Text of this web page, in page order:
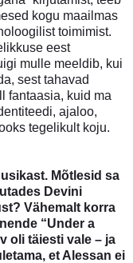
kogu maailmas
toimimist.
eest
mulle meeldib, kui
sest tahavad
fantaasia, kuid ma
ajaloo,
tegelikult koju.
Mõtlesid sa
Devini
Vähemalt korra
“Under a
oli täiesti vale – ja
et Alessan ei